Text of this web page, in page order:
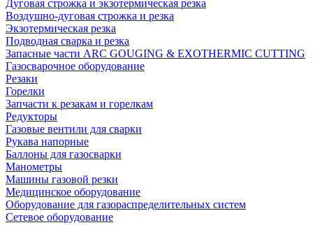
Дуговая строжка и экзотермическая резка
Воздушно-дуговая строжка и резка
Экзотермическая резка
Подводная сварка и резка
Запасные части ARC GOUGING & EXOTHERMIC CUTTING
Газосварочное оборудование
Резаки
Горелки
Запчасти к резакам и горелкам
Редукторы
Газовые вентили для сварки
Рукава напорные
Баллоны для газосварки
Манометры
Машины газовой резки
Медицинское оборудование
Оборудование для газораспределительных систем
Сетевое оборудование